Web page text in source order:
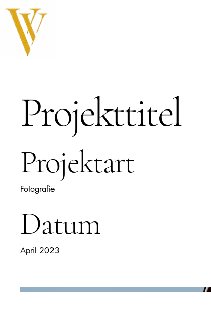
Projekttitel
Projektart
Fotografie
Datum
April 2023